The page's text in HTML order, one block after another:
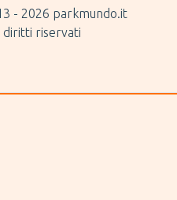
- 2026 parkmundo.it
diritti riservati